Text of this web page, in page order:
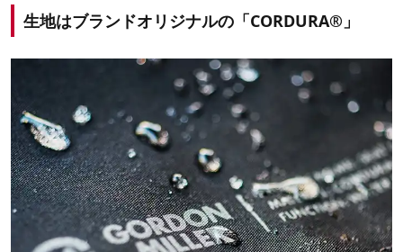
生地はブランドオリジナルの「CORDURA®」